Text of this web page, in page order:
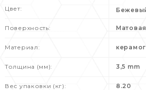
Цвет:
Поверхность: Матовая
Материал:
Толщина (мм): 3,5 mm
Вес упаковки (кг): 8.20